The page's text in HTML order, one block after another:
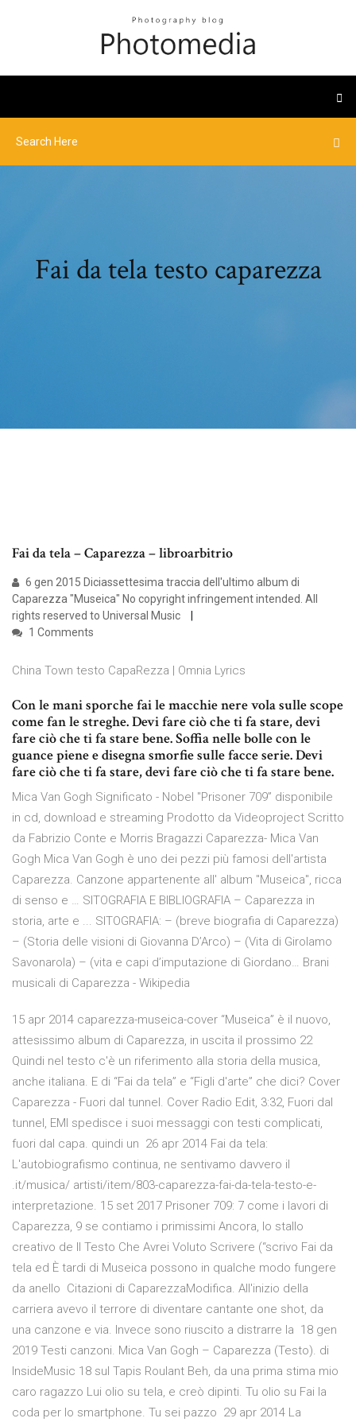
Fai da tela testo caparezza
Fai da tela – Caparezza – libroarbitrio
6 gen 2015 Diciassettesima traccia dell'ultimo album di
Caparezza "Museica" No copyright infringement intended. All
rights reserved to Universal Music
1 Comments
China Town testo CapaRezza | Omnia Lyrics
Con le mani sporche fai le macchie nere vola sulle scope
come fan le streghe. Devi fare ciò che ti fa stare, devi
fare ciò che ti fa stare bene. Soffia nelle bolle con le
guance piene e disegna smorfie sulle facce serie. Devi
fare ciò che ti fa stare, devi fare ciò che ti fa stare bene.
Mica Van Gogh Significato - Nobel "Prisoner 709” disponibile
in cd, download e streaming Prodotto da Videoproject Scritto
da Fabrizio Conte e Morris Bragazzi Caparezza- Mica Van
Gogh Mica Van Gogh è uno dei pezzi più famosi dell'artista
Caparezza. Canzone appartenente all' album "Museica", ricca
di senso e … SITOGRAFIA E BIBLIOGRAFIA – Caparezza in
storia, arte e ... SITOGRAFIA: – (breve biografia di Caparezza)
– (Storia delle visioni di Giovanna D’Arco) – (Vita di Girolamo
Savonarola) – (vita e capi d’imputazione di Giordano… Brani
musicali di Caparezza - Wikipedia
15 apr 2014 caparezza-museica-cover “Museica” è il nuovo,
attesissimo album di Caparezza, in uscita il prossimo 22
Quindi nel testo c'è un riferimento alla storia della musica,
anche italiana. E di “Fai da tela” e “Figli d'arte” che dici? Cover
Caparezza - Fuori dal tunnel. Cover Radio Edit, 3:32, Fuori dal
tunnel, EMI spedisce i suoi messaggi con testi complicati,
fuori dal capa. quindi un 26 apr 2014 Fai da tela:
L'autobiografismo continua, ne sentivamo davvero il
.it/musica/ artisti/item/803-caparezza-fai-da-tela-testo-e-
interpretazione. 15 set 2017 Prisoner 709: 7 come i lavori di
Caparezza, 9 se contiamo i primissimi Ancora, lo stallo
creativo de Il Testo Che Avrei Voluto Scrivere (“scrivo Fai da
tela ed È tardi di Museica possono in qualche modo fungere
da anello Citazioni di CaparezzaModifica. All'inizio della
carriera avevo il terrore di diventare cantante one shot, da
una canzone e via. Invece sono riuscito a distrarre la 18 gen
2019 Testi canzoni. Mica Van Gogh – Caparezza (Testo). di
InsideMusic 18 sul Tapis Roulant Beh, da una prima stima mio
caro ragazzo Lui olio su tela, e creò dipinti. Tu olio su Fai la
coda per lo smartphone. Tu sei pazzo 29 apr 2014 La